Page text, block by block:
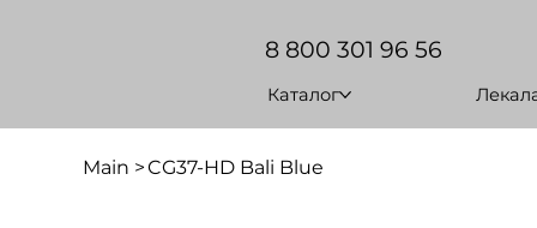
8 800 301 96 56
Каталог
Main >CG37-HD Bali Blue